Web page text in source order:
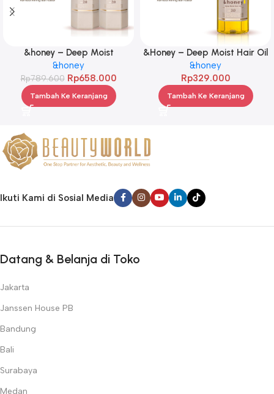
&honey – Deep Moist
Treatment 445 g Twinpack
&honey
Rp789.600 Rp658.000
Tambah Ke Keranjang
&Honey – Deep Moist Hair Oil
3.0 100ml
&honey
Rp329.000
Tambah Ke Keranjang
Ikuti Kami di Sosial Media
Datang & Belanja di Toko
Jakarta
Janssen House PB
Bandung
Bali
Surabaya
Medan